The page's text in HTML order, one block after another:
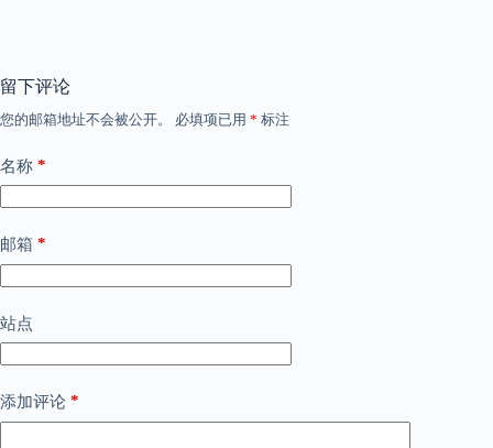
留下评论
您的邮箱地址不会被公开。 必填项已用 * 标注
名称 *
邮箱 *
站点
添加评论 *